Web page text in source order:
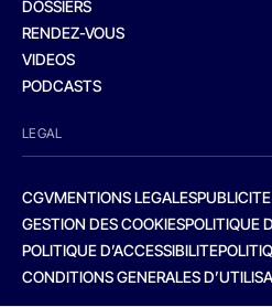
DOSSIERS
RENDEZ-VOUS
VIDEOS
PODCASTS
LEGAL
CGVMENTIONS LEGALES
GESTION DES COOKIESPOLITIQUE
POLITIQUE D’ACCESSIBILITE
CONDITIONS GENERALES